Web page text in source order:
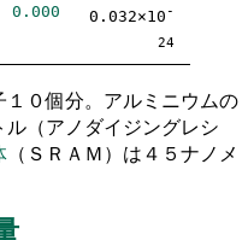
0.000 0.032×10-
24
１０個分。アルミニウムの
（アノダイジングレシ
（ＳＲＡＭ）は４５ナノメ